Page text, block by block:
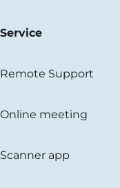
Service
Remote Support
Online meeting
Scanner app